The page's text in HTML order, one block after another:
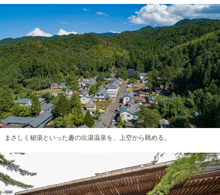
まさしく秘湯といった趣の出湯温泉を、上空から眺める。